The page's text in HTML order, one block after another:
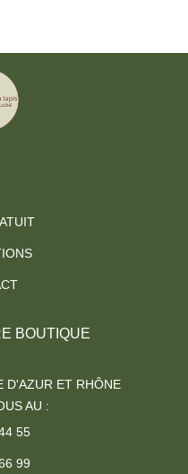
BOUTIQUE
D'AZUR ET RHÔNE
AU :
55
99